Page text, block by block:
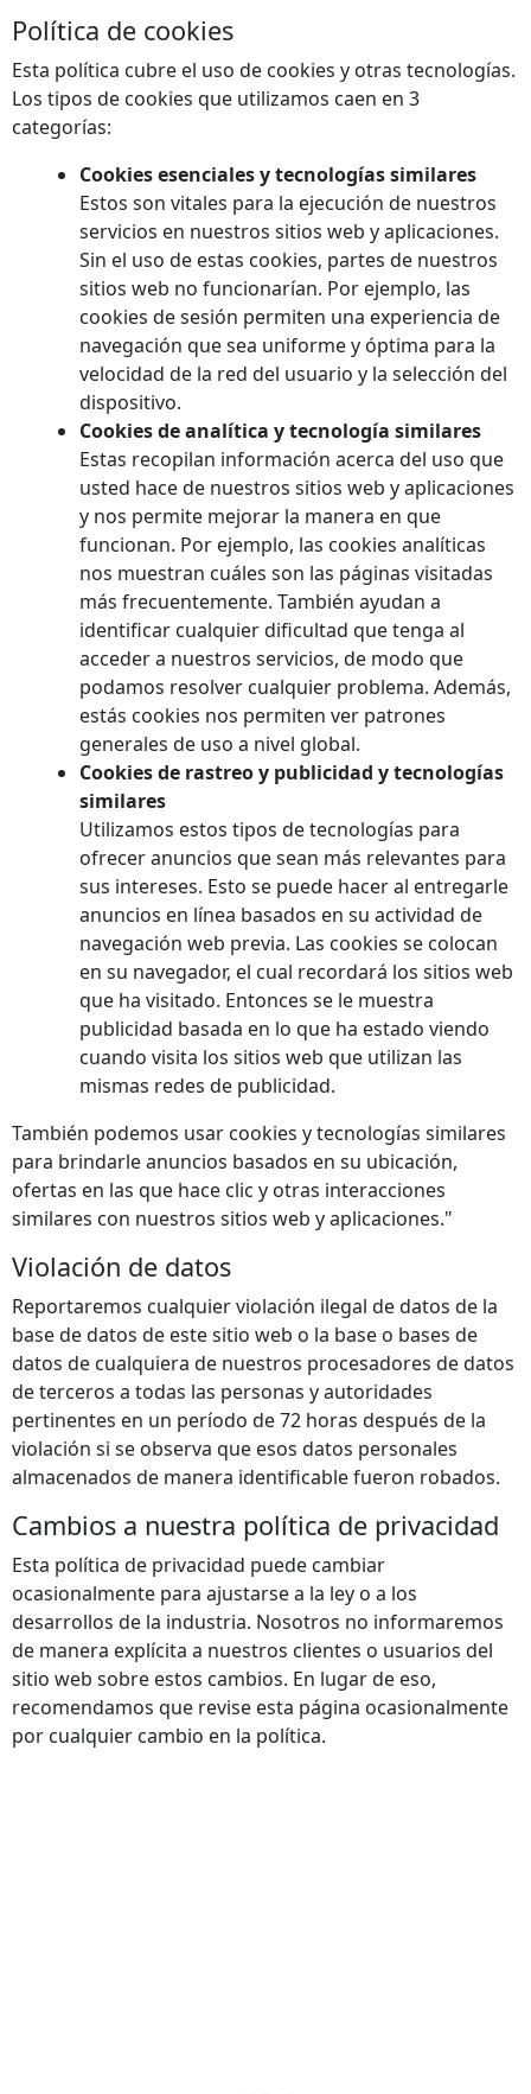
Política de cookies
Esta política cubre el uso de cookies y otras tecnologías.
Los tipos de cookies que utilizamos caen en 3
categorías:
Cookies esenciales y tecnologías similares
Estos son vitales para la ejecución de nuestros
servicios en nuestros sitios web y aplicaciones.
Sin el uso de estas cookies, partes de nuestros
sitios web no funcionarían. Por ejemplo, las
cookies de sesión permiten una experiencia de
navegación que sea uniforme y óptima para la
velocidad de la red del usuario y la selección del
dispositivo.
Cookies de analítica y tecnología similares
Estas recopilan información acerca del uso que
usted hace de nuestros sitios web y aplicaciones
y nos permite mejorar la manera en que
funcionan. Por ejemplo, las cookies analíticas
nos muestran cuáles son las páginas visitadas
más frecuentemente. También ayudan a
identificar cualquier dificultad que tenga al
acceder a nuestros servicios, de modo que
podamos resolver cualquier problema. Además,
estás cookies nos permiten ver patrones
generales de uso a nivel global.
Cookies de rastreo y publicidad y tecnologías
similares
Utilizamos estos tipos de tecnologías para
ofrecer anuncios que sean más relevantes para
sus intereses. Esto se puede hacer al entregarle
anuncios en línea basados en su actividad de
navegación web previa. Las cookies se colocan
en su navegador, el cual recordará los sitios web
que ha visitado. Entonces se le muestra
publicidad basada en lo que ha estado viendo
cuando visita los sitios web que utilizan las
mismas redes de publicidad.
También podemos usar cookies y tecnologías similares
para brindarle anuncios basados en su ubicación,
ofertas en las que hace clic y otras interacciones
similares con nuestros sitios web y aplicaciones."
Violación de datos
Reportaremos cualquier violación ilegal de datos de la
base de datos de este sitio web o la base o bases de
datos de cualquiera de nuestros procesadores de datos
de terceros a todas las personas y autoridades
pertinentes en un período de 72 horas después de la
violación si se observa que esos datos personales
almacenados de manera identificable fueron robados.
Cambios a nuestra política de privacidad
Esta política de privacidad puede cambiar
ocasionalmente para ajustarse a la ley o a los
desarrollos de la industria. Nosotros no informaremos
de manera explícita a nuestros clientes o usuarios del
sitio web sobre estos cambios. En lugar de eso,
recomendamos que revise esta página ocasionalmente
por cualquier cambio en la política.